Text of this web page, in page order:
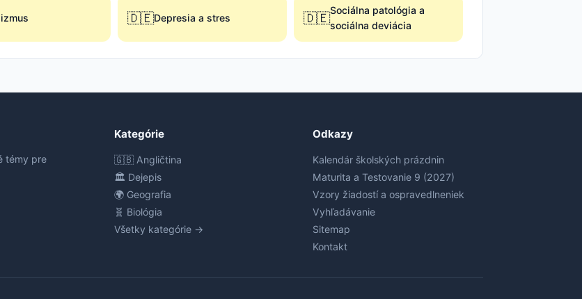
🇩🇪Depresia a stres 🇩🇪Sociálna patológia a
sociálna deviácia
témy pre
Kategórie
🇬🇧 Angličtina
🏛️ Dejepis
🌍 Geografia
🧬 Biológia
Všetky kategórie →
Odkazy
Kalendár školských prázdnin
Maturita a Testovanie 9 (2027)
Vzory žiadostí a ospravedlneniek
Vyhľadávanie
Sitemap
Kontakt